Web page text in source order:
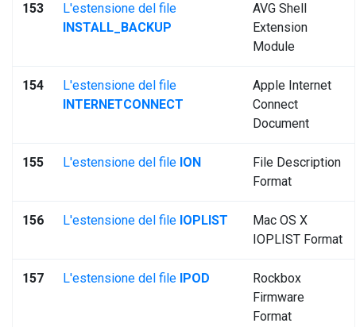
153
L'estensione del file
INSTALL_BACKUP
AVG Shell
Extension
Module
154
L'estensione del file
INTERNETCONNECT
Apple Internet
Connect
Document
155 L'estensione del file ION
File Description
Format
156 L'estensione del file IOPLIST
Mac OS X
IOPLIST Format
157 L'estensione del file IPOD
Rockbox
Firmware
Format